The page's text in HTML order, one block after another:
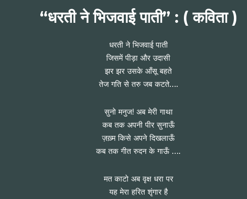
“धरती ने भिजवाई पाती” : ( कविता )
धरती ने भिजवाई पाती
जिसमें पीड़ा और उदासी
झर झर उसके आँसू बहते
तेज गति से तरु जब कटते….
सुनो मनुज! अब मेरी गाथा
कब तक अपनी पीर सुनाऊँ
ज़ख़्म किसे अपने दिखलाऊँ
कब तक गीत रुदन के गाऊँ ….
मत काटो अब वृक्ष धरा पर
यह मेरा हरित शृंगार है